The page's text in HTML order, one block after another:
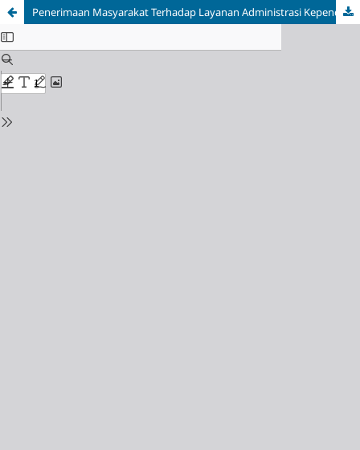
Penerimaan Masyarakat Terhadap Layanan Administrasi Kependudukan Digital Melalui Aplikasi Sirancak: Pendekatan Technology Acceptance Model